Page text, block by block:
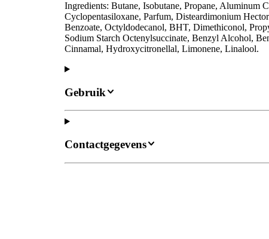
Ingredients: Butane, Isobutane, Propane, Aluminum
Cyclopentasiloxane, Parfum, Disteardimonium
Benzoate, Octyldodecanol, BHT, Dimethiconol,
Sodium Starch Octenylsuccinate, Benzyl Alcohol,
Cinnamal, Hydroxycitronellal, Limonene, Linalool.
Gebruik
Contactgegevens